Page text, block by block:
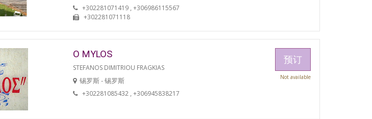
+302281071419 , +306986115567
+302281071118
O MYLOS
STEFANOS DIMITRIOU FRAGKIAS
锡罗斯 - 锡罗斯
+302281085432 , +306945838217
预订
Not available